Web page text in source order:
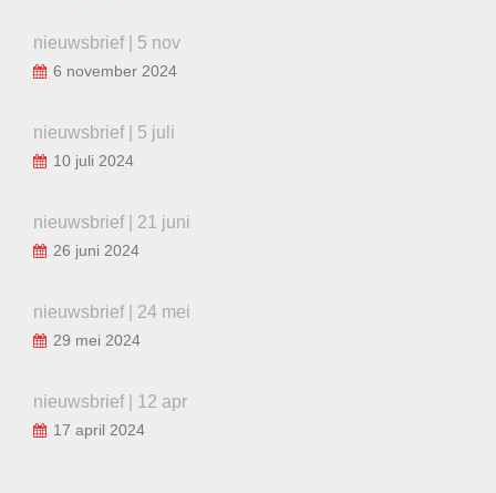
nieuwsbrief | 5 nov
6 november 2024
nieuwsbrief | 5 juli
10 juli 2024
nieuwsbrief | 21 juni
26 juni 2024
nieuwsbrief | 24 mei
29 mei 2024
nieuwsbrief | 12 apr
17 april 2024